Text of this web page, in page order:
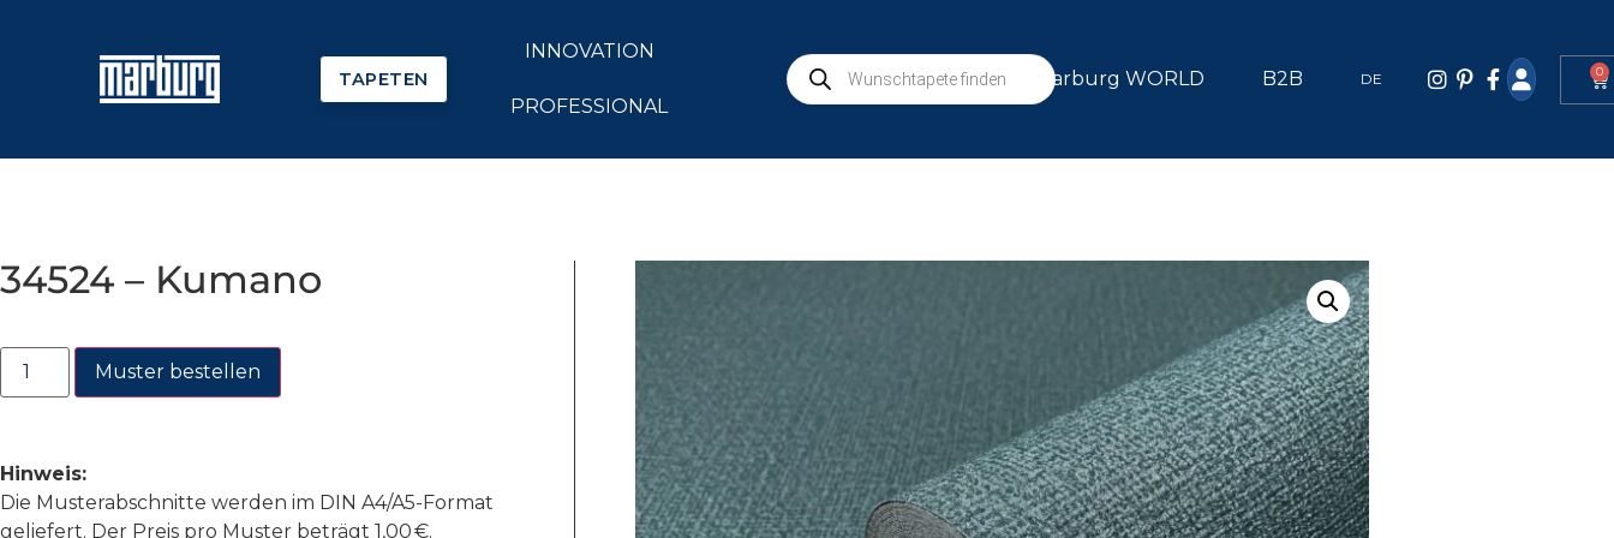
TAPETEN
INNOVATION
PROFESSIONAL
marburg WORLD B2B DE 0
34524 – Kumano
Muster bestellen
Hinweis:
Die Musterabschnitte werden im DIN A4/A5-Format
geliefert. Der Preis pro Muster beträgt 1,00 €.